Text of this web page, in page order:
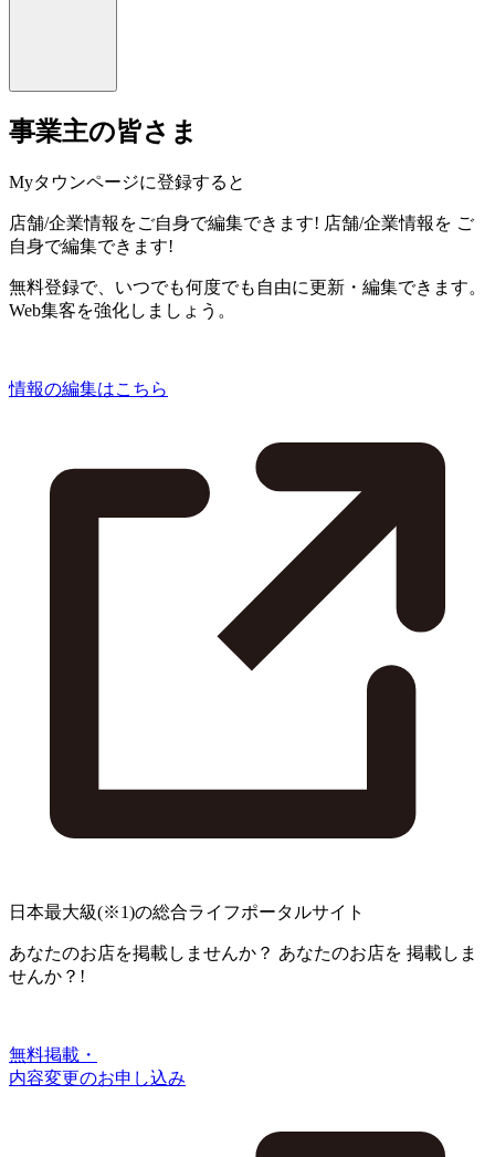
事業主の皆さま
Myタウンページに登録すると
店舗/企業情報をご自身で編集できます! 店舗/企業情報を ご
自身で編集できます!
無料登録で、いつでも何度でも自由に更新・編集できます。
Web集客を強化しましょう。
情報の編集はこちら
日本最大級(※1)の総合ライフポータルサイト
あなたのお店を掲載しませんか？ あなたのお店を 掲載しま
せんか？!
無料掲載・
内容変更のお申し込み